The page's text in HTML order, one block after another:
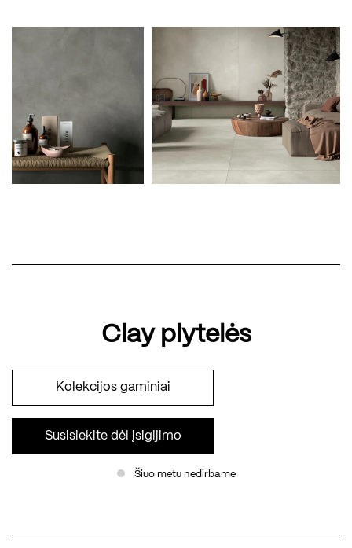
Clay plytelės
Kolekcijos gaminiai
Susisiekite dėl įsigijimo
Šiuo metu nedirbame